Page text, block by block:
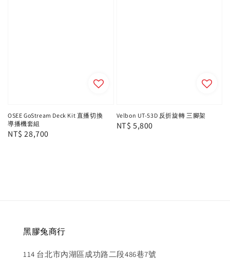
OSEE GoStream Deck Kit 直播切換
導播機套組
Regular
NT$ 28,700
Velbon UT-53D 反折旋轉 三腳架
Regular
NT$ 5,800
黑膠兔商行
114 台北市內湖區成功路二段486巷7號